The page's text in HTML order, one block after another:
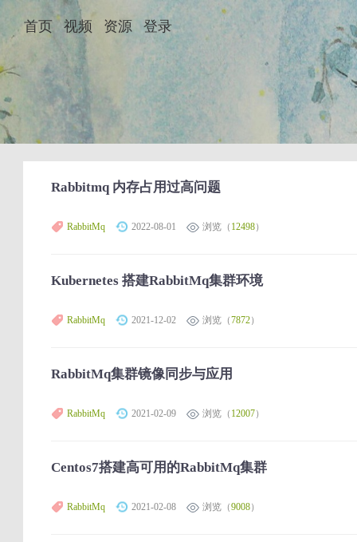
首页 视频 资源 登录
Rabbitmq 内存占用过高问题
RabbitMq 2022-08-01 浏览（ 12498）
Kubernetes 搭建RabbitMq集群环境
RabbitMq 2021-12-02 浏览（7872）
RabbitMq集群镜像同步与应用
RabbitMq 2021-02-09 浏览（ 12007）
Centos7搭建高可用的RabbitMq集群
RabbitMq 2021-02-08 浏览（9008）